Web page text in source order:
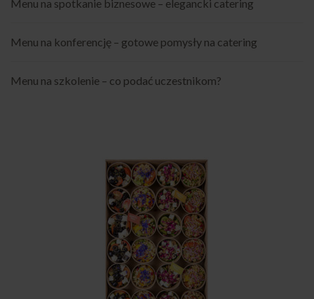
Menu na spotkanie biznesowe – elegancki catering
Menu na konferencję – gotowe pomysły na catering
Menu na szkolenie – co podać uczestnikom?